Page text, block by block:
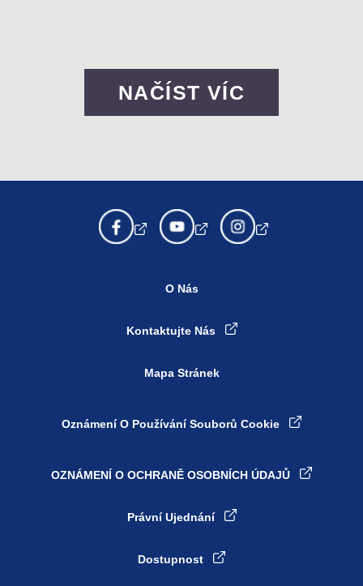
NAČÍST VÍC
O Nás
Kontaktujte Nás
Mapa Stránek
Oznámení O Používání Souborů Cookie
OZNÁMENÍ O OCHRANĚ OSOBNÍCH ÚDAJŮ
Nastavení souborů cookie
Právní Ujednání